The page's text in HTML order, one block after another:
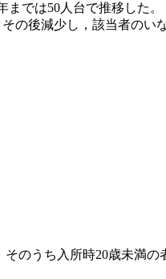
では50人台で推移した。
後減少し，該当者のい
のうち入所時20歳未満の